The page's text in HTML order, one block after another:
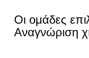
Οι ομάδες
Αναγνώριση